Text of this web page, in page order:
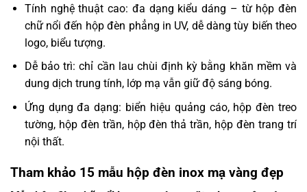
Tính nghệ thuật cao: đa dạng kiểu dáng – từ hộp đèn
chữ nổi đến hộp đèn phẳng in UV, dễ dàng tùy biến theo
logo, biểu tượng.
Dễ bảo trì: chỉ cần lau chùi định kỳ bằng khăn mềm và
dung dịch trung tính, lớp mạ vẫn giữ độ sáng bóng.
Ứng dụng đa dạng: biển hiệu quảng cáo, hộp đèn treo
tường, hộp đèn trần, hộp đèn thả trần, hộp đèn trang trí
nội thất.
Tham khảo 15 mẫu hộp đèn inox mạ vàng đẹp